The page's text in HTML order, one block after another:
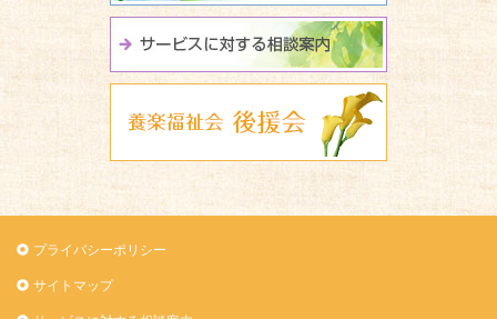
サービスに
養楽福祉会
プライバシーポリシー
サイトマップ